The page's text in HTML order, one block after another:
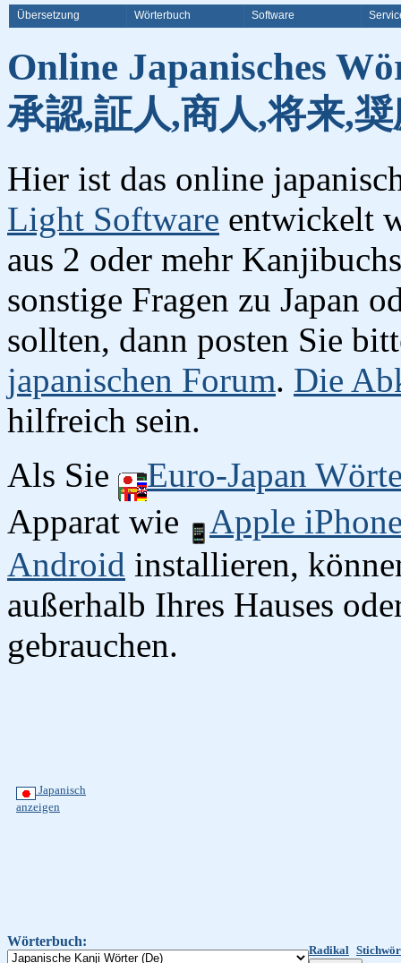
Übersetzung Wörterbuch Software
Online Japanisches
承認,証人,商人,将来,
Hier ist das online
Light Software entwickelt
aus 2 oder mehr
sonstige Fragen zu Japan
sollten, dann posten Sie
japanischen Forum. Die
hilfreich sein.
Als Sie
Euro-Japan
Apparat wie
Apple
Android installieren,
außerhalb Ihres Hauses
gebrauchen.
Japanisch
anzeigen
Wörterbuch:
Radikal